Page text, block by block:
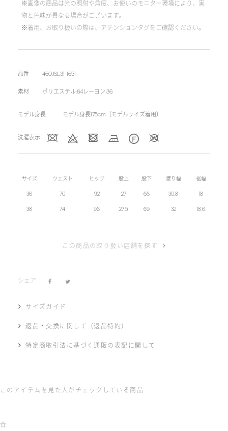
※画像の商品は光の照射や角度、お使いのモニター環境により、実
物と色味が異なる場合がございます。
※着用、お取り扱いの際は、アテンションタグをご確認ください。
品番 460JSL31-1651
素材 ポリエステル:64レーヨン:36
モデル身長 モデル身長175cm（モデルサイズ着用）
洗濯表示
サイズ ウエスト ヒップ 股上 股下 渡り幅 裾幅
36 70 92 27 66 30.8 18
38 74 96 27.5 69 32 18.6
この商品の取り扱い店舗を探す
シェア
サイズガイド
返品・交換に関して（返品特約）
特定商取引法に基づく通販の表記に関して
このアイテムを見た人がチェックしている商品
☆